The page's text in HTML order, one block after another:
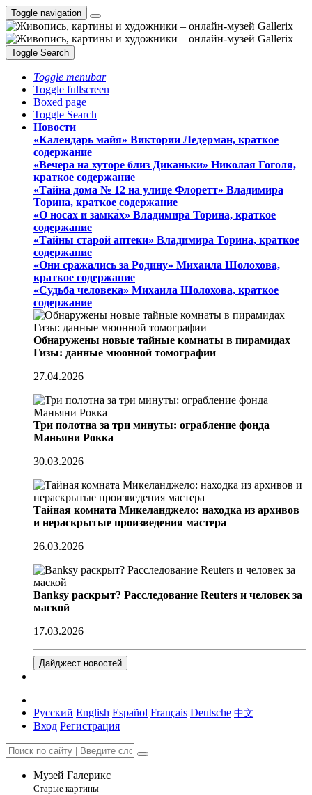
Toggle navigation
Toggle Search
Toggle menubar
Toggle fullscreen
Boxed page
Toggle Search
Новости
«Календарь майя» Виктории Ледерман, краткое
содержание
«Вечера на хуторе близ Диканьки» Николая Гоголя,
краткое содержание
«Тайна дома № 12 на улице Флоретт» Владимира
Торина, краткое содержание
«О носах и замка́х» Владимира Торина, краткое
содержание
«Тайны старой аптеки» Владимира Торина, краткое
содержание
«Они сражались за Родину» Михаила Шолохова,
краткое содержание
«Судьба человека» Михаила Шолохова, краткое
содержание
Обнаружены новые тайные комнаты в пирамидах
Гизы: данные мюонной томографии
27.04.2026
Три полотна за три минуты: ограбление фонда
Маньяни Рокка
30.03.2026
Тайная комната Микеланджело: находка из архивов
и нераскрытые произведения мастера
26.03.2026
Banksy раскрыт? Расследование Reuters и человек за
маской
17.03.2026
Дайджест новостей
Русский English Español Français Deutsche 中文
Вход Регистрация
Музей Галерикс
Старые картины